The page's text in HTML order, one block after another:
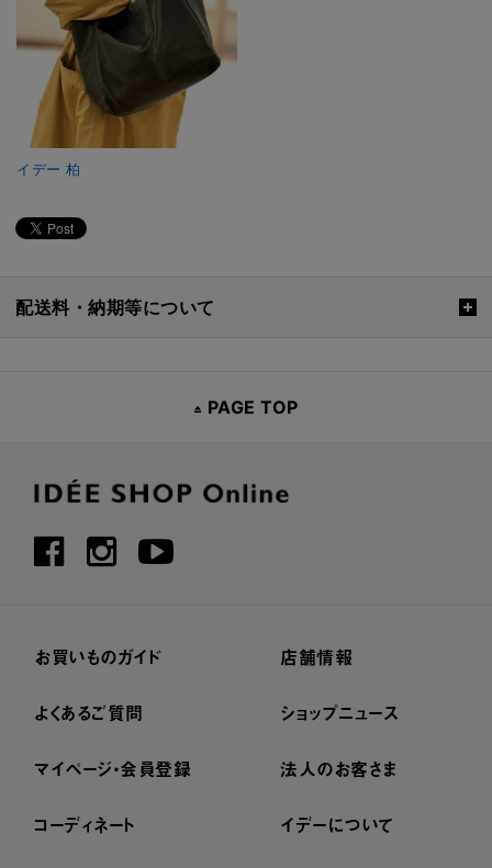
イデー 柏
配送料・納期等について
PAGE TOP
お買いものガイド
よくあるご質問
マイページ・会員登録
コーディネート
店舗情報
ショップニュース
法人のお客さま
イデーについて